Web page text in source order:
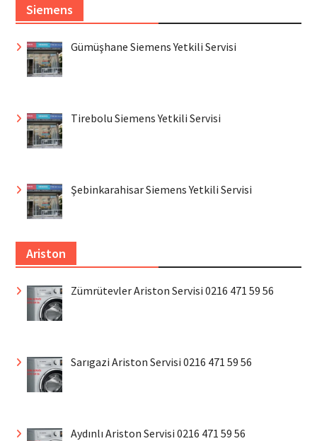
Siemens
Gümüşhane Siemens Yetkili Servisi
Tirebolu Siemens Yetkili Servisi
Şebinkarahisar Siemens Yetkili Servisi
Ariston
Zümrütevler Ariston Servisi 0216 471 59 56
Sarıgazi Ariston Servisi 0216 471 59 56
Aydınlı Ariston Servisi 0216 471 59 56